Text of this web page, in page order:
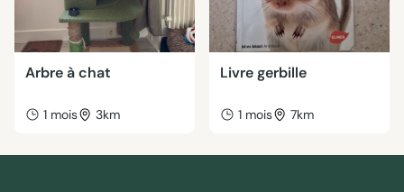
Arbre à chat
1 mois 3km
Livre gerbille
1 mois 7km